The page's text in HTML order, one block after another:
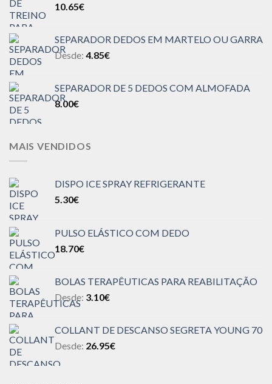
10.65€
SEPARADOR DEDOS EM MARTELO OU GARRA
Desde: 4.85€
SEPARADOR DE 5 DEDOS COM ALMOFADA
8.00€
MAIS VENDIDOS
DISPO ICE SPRAY REFRIGERANTE
5.30€
PULSO ELÁSTICO COM DEDO
18.70€
BOLAS TERAPÊUTICAS PARA REABILITAÇÃO
Desde: 3.10€
COLLANT DE DESCANSO SEGRETA YOUNG 70
Desde: 26.95€